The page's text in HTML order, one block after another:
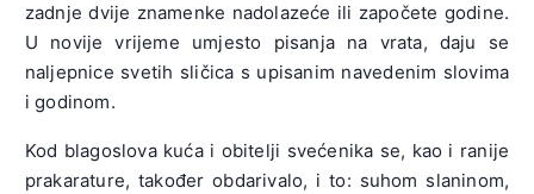
zadnje dvije znamenke nadolazeće ili započete godine.
U novije vrijeme umjesto pisanja na vrata, daju se
naljepnice svetih sličica s upisanim navedenim slovima
i godinom.
Kod blagoslova kuća i obitelji svećenika se, kao i ranije
prakarature, također obdarivalo, i to: suhom slaninom,